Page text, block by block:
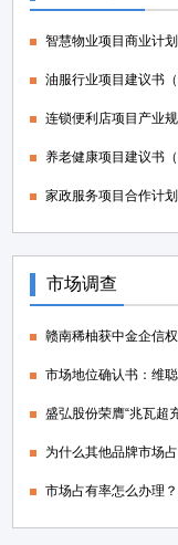
连锁便利店项目产业
市场调查
市场占有率怎么办理